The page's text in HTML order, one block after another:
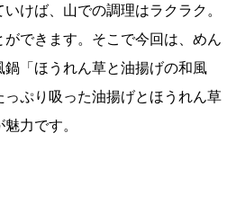
いけば、山での調理はラクラク。
できます。そこで今回は、めん
「ほうれん草と油揚げの和風
ぷり吸った油揚げとほうれん草
力です。